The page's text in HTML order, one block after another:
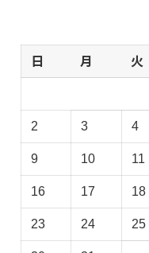
過
去
ロ
の
ア
ー
カ
イ
ブ
日 月 火
2 3 4
9 10 11
16 17 18
23 24 25